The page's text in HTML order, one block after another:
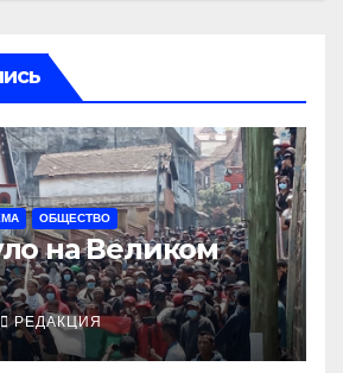
ОБЩЕСТВО
на Великом
РЕДАКЦИЯ